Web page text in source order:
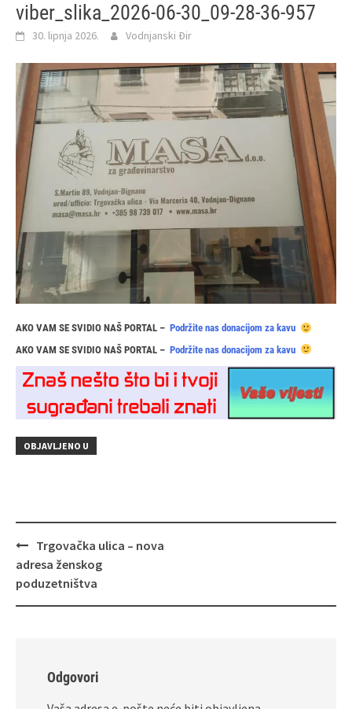
viber_slika_2026-06-30_09-28-36-957
30. lipnja 2026. Vodnjanski Đir
AKO VAM SE SVIDIO NAŠ PORTAL – Podržite nas donacijom za kavu
AKO VAM SE SVIDIO NAŠ PORTAL – Podržite nas donacijom za kavu
OBJAVLJENO U
Navigacija
objava
Trgovačka ulica – nova
adresa ženskog
poduzetništva
Odgovori